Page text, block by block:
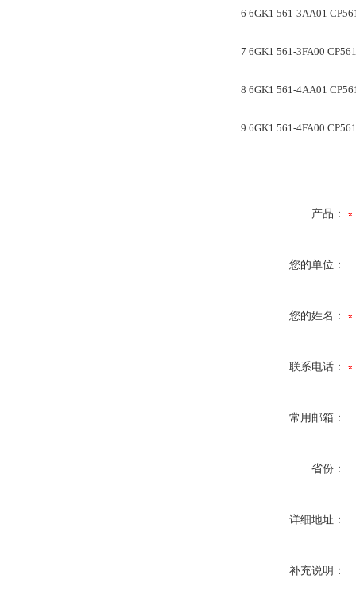
6 6GK1 561-3AA01
7 6GK1 561-3FA00
8 6GK1 561-4AA01
9 6GK1 561-4FA00
产品：
您的单位：
您的姓名：
联系电话：
常用邮箱：
省份：
详细地址：
补充说明：